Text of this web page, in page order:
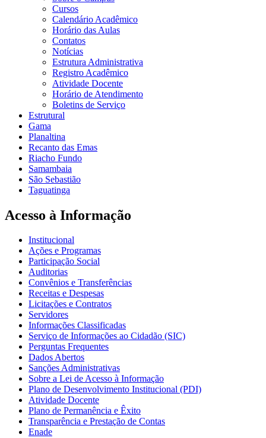
Cursos
Calendário Acadêmico
Horário das Aulas
Contatos
Notícias
Estrutura Administrativa
Registro Acadêmico
Atividade Docente
Horário de Atendimento
Boletins de Serviço
Estrutural
Gama
Planaltina
Recanto das Emas
Riacho Fundo
Samambaia
São Sebastião
Taguatinga
Acesso à Informação
Institucional
Ações e Programas
Participação Social
Auditorias
Convênios e Transferências
Receitas e Despesas
Licitações e Contratos
Servidores
Informações Classificadas
Serviço de Informações ao Cidadão (SIC)
Perguntas Frequentes
Dados Abertos
Sanções Administrativas
Sobre a Lei de Acesso à Informação
Plano de Desenvolvimento Institucional (PDI)
Atividade Docente
Plano de Permanência e Êxito
Transparência e Prestação de Contas
Enade